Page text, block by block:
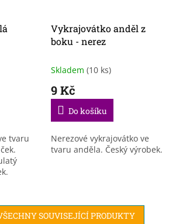
tvaru
Vykrajovátko anděl z
boku - nerez
Skladem (10 ks)
9 Kč
Do košíku
Nerezové vykrajovátko ve
tvaru anděla. Český výrobek.
SOUVISEJÍCÍ PRODUKTY